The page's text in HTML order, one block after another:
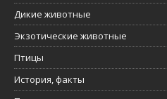
Дикие животные
Экзотические животные
Птицы
История, факты